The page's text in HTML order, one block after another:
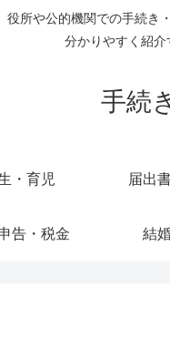
所や公的機関での手続
分かりやすく紹介
手続
・育児 届出
告・税金 結